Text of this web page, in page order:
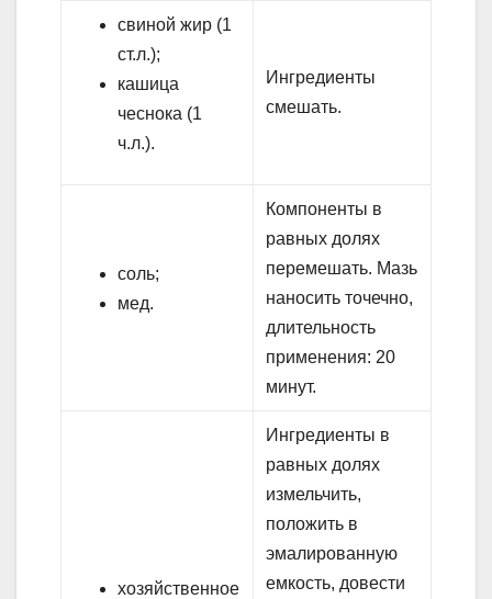
свиной жир (1
ст.л.);
кашица
чеснока (1
ч.л.).
Ингредиенты
смешать.
соль;
мед.
Компоненты в
равных долях
перемешать. Мазь
наносить точечно,
длительность
применения: 20
минут.
хозяйственное
Ингредиенты в
равных долях
измельчить,
положить в
эмалированную
емкость, довести